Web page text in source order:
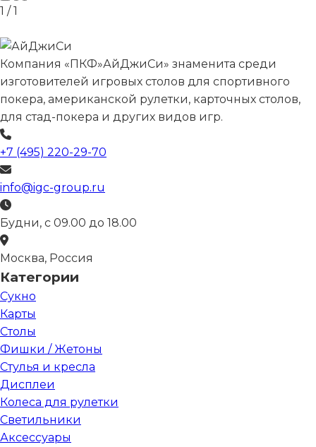
1 / 1
Компания «ПКФ»АйДжиСи» знаменита среди
изготовителей игровых столов для спортивного
покера, американской рулетки, карточных столов,
для стад-покера и других видов игр.
+7 (495) 220-29-70
info@igc-group.ru
Будни, с 09.00 до 18.00
Москва, Россия
Категории
Сукно
Карты
Столы
Фишки / Жетоны
Стулья и кресла
Дисплеи
Колеса для рулетки
Светильники
Аксессуары